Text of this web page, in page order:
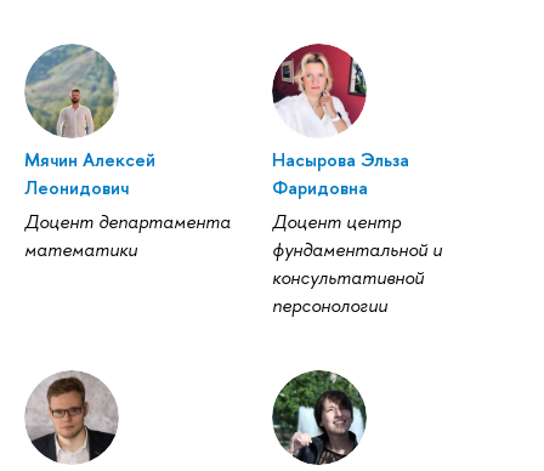
Мячин Алексей
Леонидович
Доцент департамента
математики
Насырова Эльза
Фаридовна
Доцент центр
фундаментальной и
консультативной
персонологии